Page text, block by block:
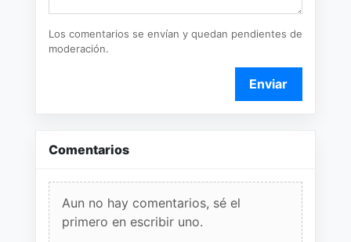
Los comentarios se envían y quedan pendientes de
moderación.
Enviar
Comentarios
Aun no hay comentarios, sé el
primero en escribir uno.